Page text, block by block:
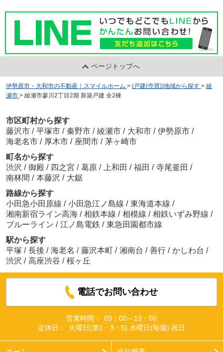
ページトップへ
伊勢原市・大和市の不動産｜スマイルホーム > (戸建(売買))地域から探す > 綾
瀬市 > 綾瀬市蓼川2丁目2期 新築戸建 全2棟
市区町村から探す
藤沢市 / 平塚市 / 秦野市 / 綾瀬市 / 大和市 / 伊勢原市 /
海老名市 / 厚木市 / 座間市 / 茅ヶ崎市
町名から探す
渋沢 / 御殿 / 四之宮 / 葛原 / 上和田 / 福田 / 寺尾釜田 /
南林間 / 本藤沢 / 大鋸
路線から探す
小田急小田原線 / 小田急江ノ島線 / 東海道本線 /
湘南新宿ライン高海 / 相鉄本線 / 相模線 / 相鉄いずみ野線 /
ブルーライン / 江ノ島電鉄 / 東急田園都市線
駅から探す
平塚 / 長後 / 海老名 / 藤沢本町 / 湘南台 / 善行 / かしわ台 /
渋沢 / 高座渋谷 / 桜ヶ丘
電話でお問い合わせ
営業時間：
09：00～19：00
定休日：
火曜日(第1・3・5).水曜日(毎週).祝日